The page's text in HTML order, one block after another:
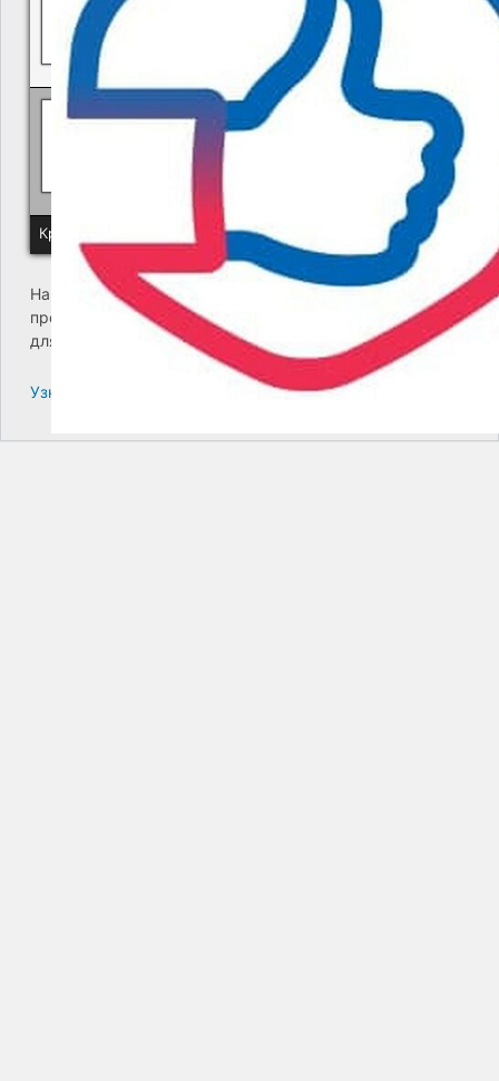
Политика КГУП "Камчатский водоканал" в отношении
Краевое государственное унитарное предприятие
На сайте возникла критическая ошибка. Пожалуйста,
проверьте входящие сообщения почты администратора
для дальнейших инструкций.
Узнайте больше про решение проблем с WordPress.